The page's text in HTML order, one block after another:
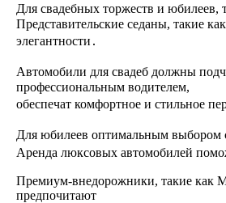
Для свадебных торжеств и
Представительские седаны, такие
элегантности․
Автомобили для свадеб должны
профессиональным водителем,
обеспечат комфортное и стильное
Для юбилеев оптимальным выбором
Аренда люксовых автомобилей
Премиум-внедорожники, такие как
предпочитают